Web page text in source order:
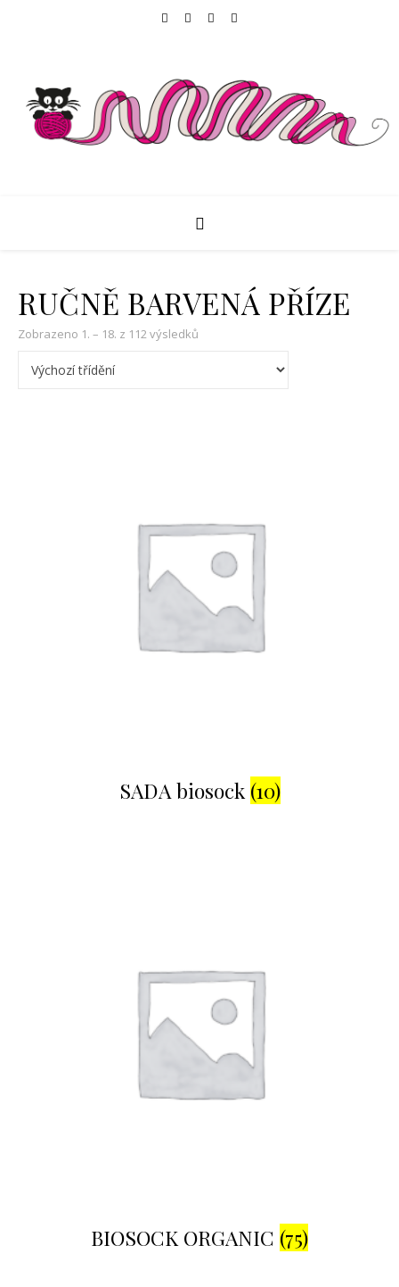
RUČNĚ BARVENÁ PŘÍZE
Zobrazeno 1. – 18. z 112 výsledků
SADA biosock (10)
BIOSOCK ORGANIC (75)